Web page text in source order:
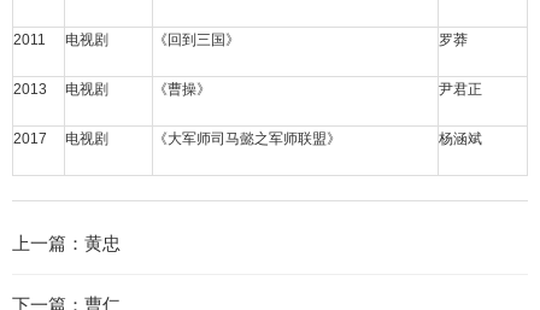
2011 电视剧 《回到三国》 罗莽
2013 电视剧 《曹操》 尹君正
2017 电视剧 《大军师司马懿之军师联盟》 杨涵斌
上一篇： 黄忠
下一篇： 曹仁